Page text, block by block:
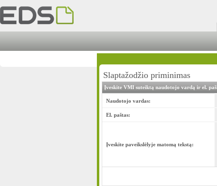
Slaptažodžio priminimas
Įveskite VMI suteiktą naudotojo vardą ir el.
Naudotojo vardas:
El. paštas:
Įveskite paveikslėlyje matomą tekstą: